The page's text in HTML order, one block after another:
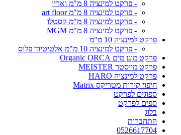
- פרקט למינציה 8 מ"מ ואריו
- פרקט למינציה 8 מ"מ art floor
- פרקט למינציה 8 מ"מ קסטלו
- פרקט למינציה 8 מ"מ MGM
פרקט למינציה 10 מ"מ
- פרקט למינציה 10 מ"מ אלטיטיוד פלוס
פרקט מוגן מים Organic ORCA
פרקט מייסטר MEISTER
פרקט למינציה HARO
חיפוי קירות מטריקס Matrix
ספוגים לפרקט
ספים לפרקט
בלוג
התחברות
0526617704